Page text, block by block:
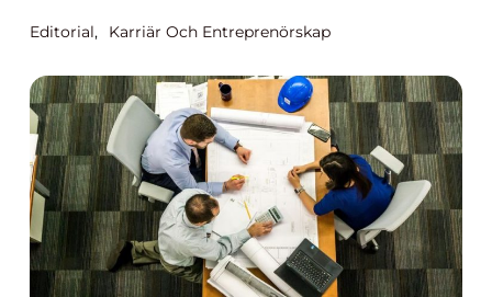
Editorial, Karriär Och Entreprenörskap